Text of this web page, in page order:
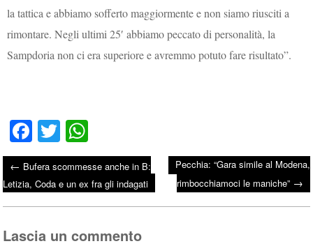
la tattica e abbiamo sofferto maggiormente e non siamo riusciti a
rimontare. Negli ultimi 25′ abbiamo peccato di personalità, la
Sampdoria non ci era superiore e avremmo potuto fare risultato”.
Fa
ce
bo
ok
T
wi
tte
r
ha
ts
A
Post navigation
← Bufera scommesse anche in B:
Letizia, Coda e un ex fra gli indagati
Pecchia: “Gara simile al Modena,
rimbocchiamoci le maniche” →
Lascia un commento